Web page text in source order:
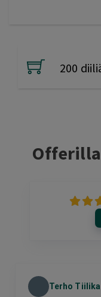
200
Terho